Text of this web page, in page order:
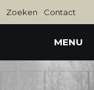
Zoeken Contact
MENU